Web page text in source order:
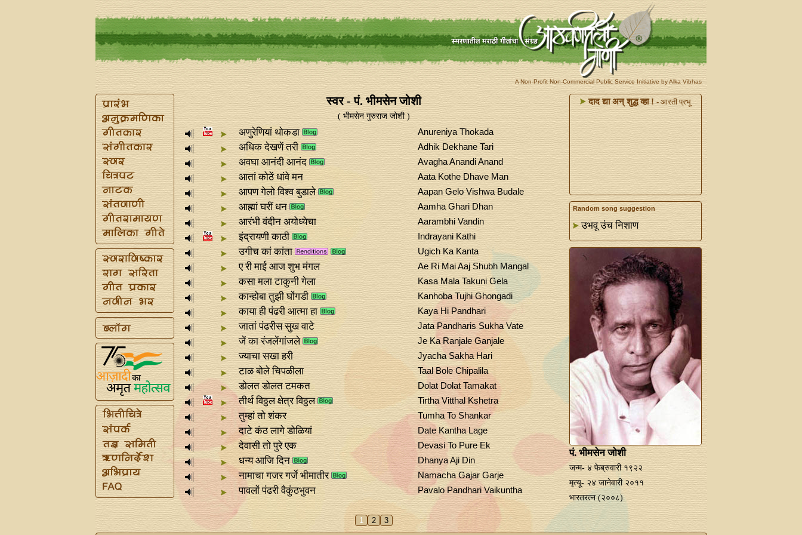
A Non-Profit Non-Commercial Public Service Initiative by Alka Vibhas
स्वर - पं. भीमसेन जोशी
( भीमसेन गुरुराज जोशी )
अणुरेणियां थोकडा Anureniya Thokada
अधिक देखणें तरी Adhik Dekhane Tari
अवघा आनंदी आनंद Avagha Anandi Anand
आतां कोठें धांवे मन Aata Kothe Dhave Man
आपण गेलो विश्व बुडाले Aapan Gelo Vishwa Budale
आह्मां घरीं धन Aamha Ghari Dhan
आरंभी वंदीन अयोध्येचा Aarambhi Vandin
इंद्रायणी काठी Indrayani Kathi
उगीच कां कांता Ugich Ka Kanta
ए री माई आज शुभ मंगल Ae Ri Mai Aaj Shubh Mangal
कसा मला टाकुनी गेला Kasa Mala Takuni Gela
कान्होबा तुझी घोंगडी Kanhoba Tujhi Ghongadi
काया ही पंढरी आत्मा हा Kaya Hi Pandhari
जातां पंढरीस सुख वाटे Jata Pandharis Sukha Vate
जें का रंजलेंगांजले Je Ka Ranjale Ganjale
ज्याचा सखा हरी Jyacha Sakha Hari
टाळ बोले चिपळीला Taal Bole Chipalila
डोलत डोलत टमकत Dolat Dolat Tamakat
तीर्थ विठ्ठल क्षेत्र विठ्ठल Tirtha Vitthal Kshetra
तुम्हां तो शंकर Tumha To Shankar
दाटे कंठ लागे डोळियां Date Kantha Lage
देवासी तो पुरे एक Devasi To Pure Ek
धन्य आजि दिन Dhanya Aji Din
नामाचा गजर गर्जे भीमातीर Namacha Gajar Garje
पावलों पंढरी वैकुंठभुवन Pavalo Pandhari Vaikuntha
दाद द्या अन्‌ शुद्ध व्हा ! - आरती प्रभू
Random song suggestion
उभवू उंच निशाण
पं. भीमसेन जोशी
जन्म- ४ फेब्रुवारी १९२२
मृत्यू- २४ जानेवारी २०११
भारतरत्‍न (२००८)